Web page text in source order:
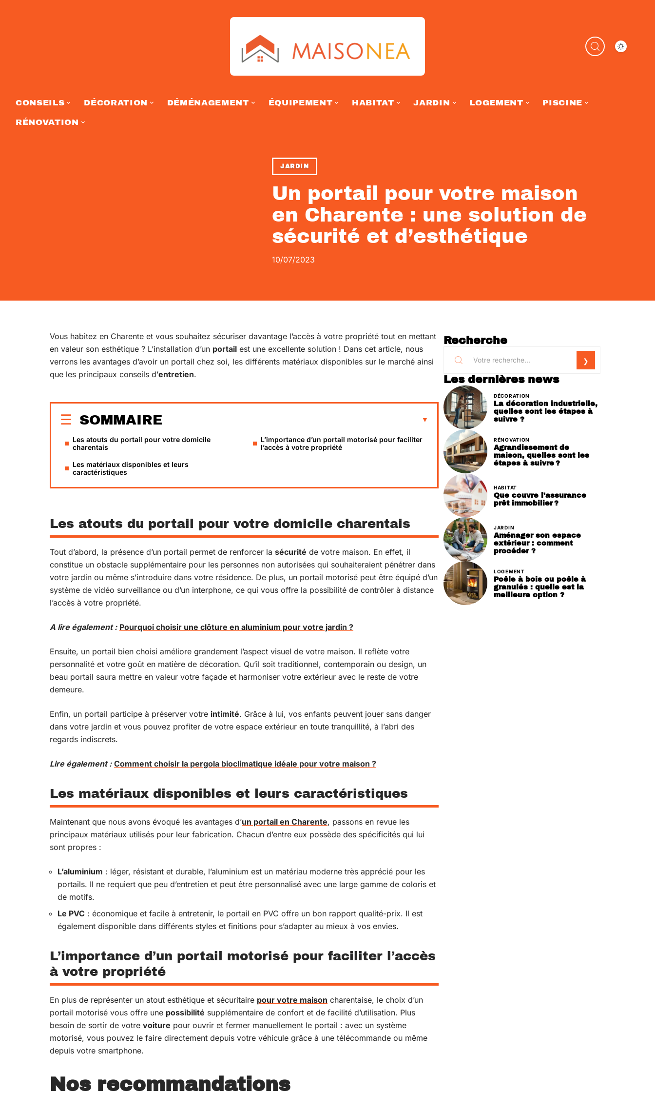
CONSEILS DÉCORATION DÉMÉNAGEMENT ÉQUIPEMENT HABITAT JARDIN LOGEMENT PISCINE
RÉNOVATION
JARDIN
Un portail pour votre maison
en Charente : une solution de
sécurité et d’esthétique
10/07/2023
Vous habitez en Charente et vous souhaitez sécuriser davantage l’accès à votre propriété tout en mettant
en valeur son esthétique ? L’installation d’un portail est une excellente solution ! Dans cet article, nous
verrons les avantages d’avoir un portail chez soi, les différents matériaux disponibles sur le marché ainsi
que les principaux conseils d’entretien.
SOMMAIRE
Les atouts du portail pour votre domicile
charentais
Les matériaux disponibles et leurs
caractéristiques
L’importance d’un portail motorisé pour faciliter
l’accès à votre propriété
Les atouts du portail pour votre domicile charentais
Tout d’abord, la présence d’un portail permet de renforcer la sécurité de votre maison. En effet, il
constitue un obstacle supplémentaire pour les personnes non autorisées qui souhaiteraient pénétrer dans
votre jardin ou même s’introduire dans votre résidence. De plus, un portail motorisé peut être équipé d’un
système de vidéo surveillance ou d’un interphone, ce qui vous offre la possibilité de contrôler à distance
l’accès à votre propriété.
A lire également : Pourquoi choisir une clôture en aluminium pour votre jardin ?
Ensuite, un portail bien choisi améliore grandement l’aspect visuel de votre maison. Il reflète votre
personnalité et votre goût en matière de décoration. Qu’il soit traditionnel, contemporain ou design, un
beau portail saura mettre en valeur votre façade et harmoniser votre extérieur avec le reste de votre
demeure.
Enfin, un portail participe à préserver votre intimité. Grâce à lui, vos enfants peuvent jouer sans danger
dans votre jardin et vous pouvez profiter de votre espace extérieur en toute tranquillité, à l’abri des
regards indiscrets.
Lire également : Comment choisir la pergola bioclimatique idéale pour votre maison ?
Les matériaux disponibles et leurs caractéristiques
Maintenant que nous avons évoqué les avantages d’un portail en Charente, passons en revue les
principaux matériaux utilisés pour leur fabrication. Chacun d’entre eux possède des spécificités qui lui
sont propres :
L’aluminium : léger, résistant et durable, l’aluminium est un matériau moderne très apprécié pour les
portails. Il ne requiert que peu d’entretien et peut être personnalisé avec une large gamme de coloris et
de motifs.
Le PVC : économique et facile à entretenir, le portail en PVC offre un bon rapport qualité-prix. Il est
également disponible dans différents styles et finitions pour s’adapter au mieux à vos envies.
L’importance d’un portail motorisé pour faciliter l’accès
à votre propriété
En plus de représenter un atout esthétique et sécuritaire pour votre maison charentaise, le choix d’un
portail motorisé vous offre une possibilité supplémentaire de confort et de facilité d’utilisation. Plus
besoin de sortir de votre voiture pour ouvrir et fermer manuellement le portail : avec un système
motorisé, vous pouvez le faire directement depuis votre véhicule grâce à une télécommande ou même
depuis votre smartphone.
Nos recommandations
Recherche
Les dernières news
DÉCORATION
La décoration industrielle,
quelles sont les étapes à
suivre ?
RÉNOVATION
Agrandissement de
maison, quelles sont les
étapes à suivre ?
HABITAT
Que couvre l’assurance
prêt immobilier ?
JARDIN
Aménager son espace
extérieur : comment
procéder ?
LOGEMENT
Poêle à bois ou poêle à
granulés : quelle est la
meilleure option ?